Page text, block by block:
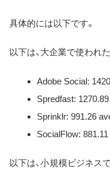
具体的には以下です。
以下は、大企業で使われ
Adobe Social:
Spredfast:
Sprinklr: 991.26
SocialFlow:
以下は、小規模ビジネス